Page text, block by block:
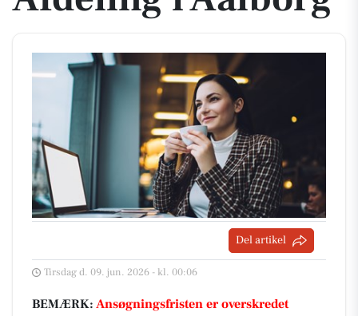
Del artikel
Tirsdag d. 09. jun. 2026 - kl. 00:06
BEMÆRK: Ansøgningsfristen er overskredet